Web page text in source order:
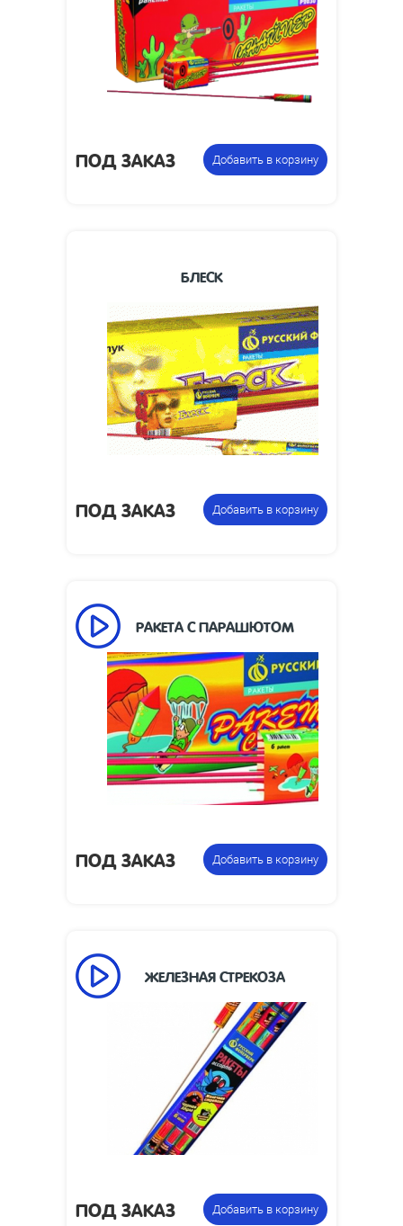
Размеры
упаковки,
280 х 50 х 75
упаковки, кг:
указана за
фасовку:
коробке, всего 144 мини-
ракеты
ПОД ЗАКАЗ Добавить в корзину
БЛЕСК
Высота
взлета, м:
40
Размеры
упаковки, мм:
85 х 400 х 14
Вес упаковки,
0.5
Цена указана
8 упаковок по 6 ракет в
ПОД ЗАКАЗ Добавить в корзину
РАКЕТА С ПАРАШЮТОМ
Высота
взлета, м:
30
Размеры
упаковки, мм:
110 х 396 х 16
Вес упаковки,
0.5
Цена указана
8 упаковок по 6 ракет в
ПОД ЗАКАЗ Добавить в корзину
ЖЕЛЕЗНАЯ СТРЕКОЗА
Высота взлета,
30
120 х 436 х 15
Упаковка из 6 ракет с
ПОД ЗАКАЗ Добавить в корзину